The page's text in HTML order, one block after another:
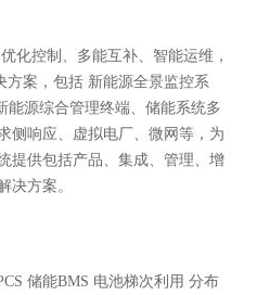
化控制、多能互补、智能运维，
方案，包括 新能源全景监控系
源综合管理终端、储能系统多
侧响应、虚拟电厂、微网等，为
提供包括产品、集成、管理、增
决方案。
储能BMS 电池梯次利用 分布